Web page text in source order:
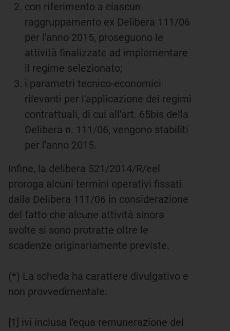
con riferimento a ciascun
raggruppamento ex Delibera 111/06
per l'anno 2015, proseguono le
attività finalizzate ad implementare
il regime selezionato;
i parametri tecnico-economici
rilevanti per l'applicazione dei regimi
contrattuali, di cui all'art. 65bis della
Delibera n. 111/06, vengono stabiliti
per l'anno 2015.
Infine, la delibera 521/2014/R/eel
proroga alcuni termini operativi fissati
dalla Delibera 111/06 in considerazione
del fatto che alcune attività sinora
svolte si sono protratte oltre le
scadenze originariamente previste.
(*) La scheda ha carattere divulgativo e
non provvedimentale.
[1] ivi inclusa l'equa remunerazione del